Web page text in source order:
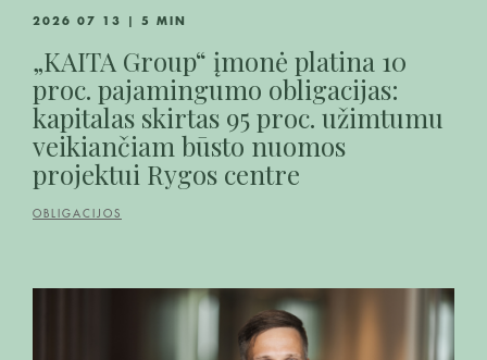
2026 07 13 | 5 MIN
„KAITA Group“ įmonė platina 10
proc. pajamingumo obligacijas:
kapitalas skirtas 95 proc. užimtumu
veikiančiam būsto nuomos
projektui Rygos centre
OBLIGACIJOS